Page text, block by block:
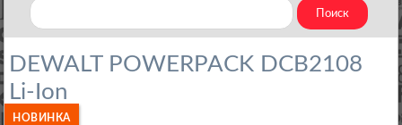
DEWALT POWERPACK DCB2108
Li-Ion
НОВИНКА